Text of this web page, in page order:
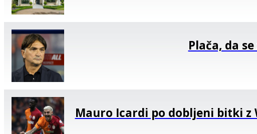
Plača, da
Mauro Icardi po dobljeni bitki z